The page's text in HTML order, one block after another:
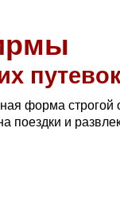
форма строгой
поездки и